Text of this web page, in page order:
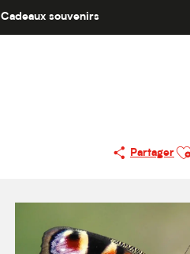
Cadeaux souvenirs
Partager